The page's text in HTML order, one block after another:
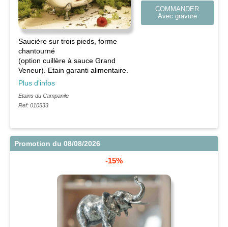
Saucière sur trois pieds, forme
chantourné
(option cuillère à sauce Grand
Veneur). Etain garanti alimentaire.
Plus d'infos
Etains du Campanile
Ref: 010533
COMMANDER
Avec gravure
Promotion du 08/08/2026
-15%